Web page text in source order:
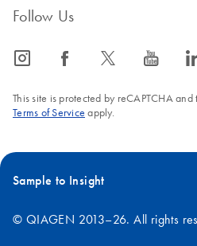
Follow Us
icon_0065_instagram-s icon_0064_facebook-s icon_0340_cc_gen_x-s icon_0077_youtube-s
This site is protected by reCAPTCHA
Terms of Service apply.
Sample to Insight
© QIAGEN 2013–26. All rights